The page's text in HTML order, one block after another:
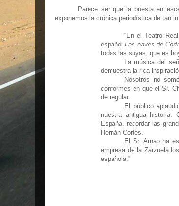
Parece ser que la puesta en
exponemos la crónica periodística de tan
“En el Teatro
españolLas naves de
todas las suyas, que es
La música del
demuestra la rica
Nosotros no
conformes en que el Sr.
de regular.
El público
nuestra antigua historia.
España, recordar las
Hernán Cortés.
El Sr. Arnao ha
empresa de la Zarzuela
española.”